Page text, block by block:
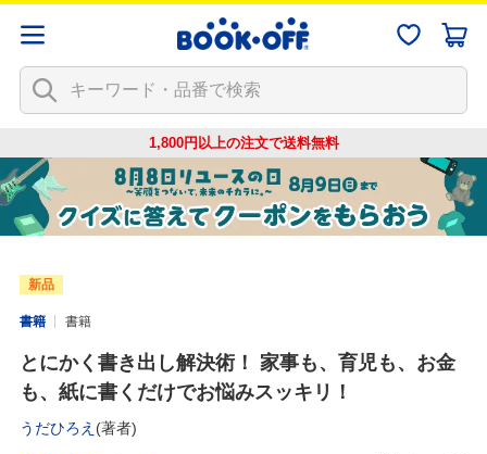
1,800円以上の注文で送料無料
新品
書籍 書籍
とにかく書き出し解決術！ 家事も、育児も、お金
も、紙に書くだけでお悩みスッキリ！
うだひろえ (著者)